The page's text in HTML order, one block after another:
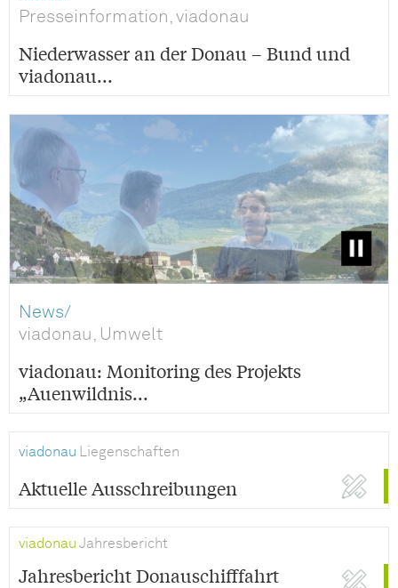
Presseinformation, viadonau
Niederwasser an der Donau – Bund und
viadonau...
News/
viadonau, Umwelt
viadonau: Monitoring des Projekts
„Auenwildnis...
viadonau Liegenschaften
Aktuelle Ausschreibungen
viadonau Jahresbericht
Jahresbericht Donauschifffahrt